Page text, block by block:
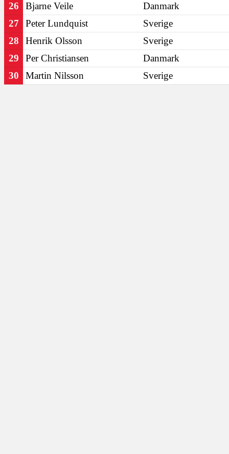
26
Bjarne Veile
Danmark
27
Peter Lundquist
Sverige
28
Henrik Olsson
Sverige
29
Per Christiansen
Danmark
30
Martin Nilsson Sverige